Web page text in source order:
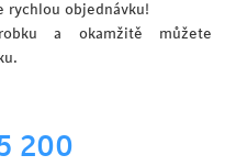
rychlou objednávku!
a okamžitě můžete
200